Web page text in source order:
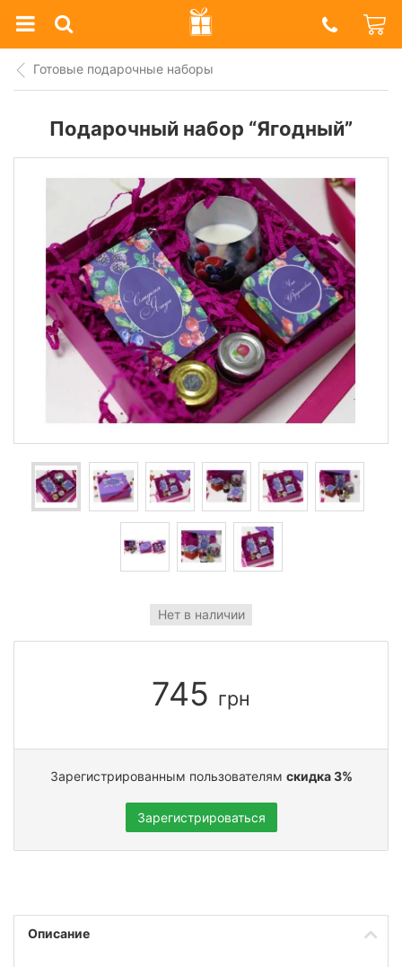
Prazdnik
Shop
Готовые подарочные наборы
Подарочный набор “Ягодный”
Нет в наличии
745 грн
Зарегистрированным пользователям скидка 3%
Зарегистрироваться
Описание